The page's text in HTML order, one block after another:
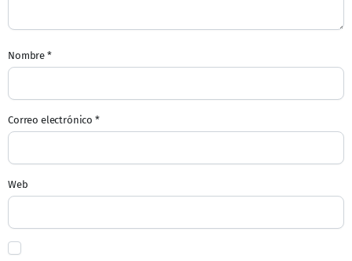
Nombre *
Correo electrónico *
Web